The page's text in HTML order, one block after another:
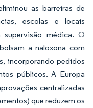
as barreiras de
escolas e locais
médica. O
a naloxona com
incorporando pedidos
públicos. A Europa
centralizadas
que reduzem os